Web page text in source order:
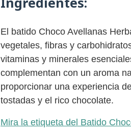
El batido Choco Avellanas
vegetales, fibras y
vitaminas y minerales
complementan con un aroma
proporcionar una experiencia
tostadas y el rico chocolate.
Mira la etiqueta del Batido